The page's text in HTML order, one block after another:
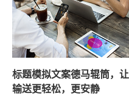
标题模拟文案德马辊筒，让
输送更轻松，更安静